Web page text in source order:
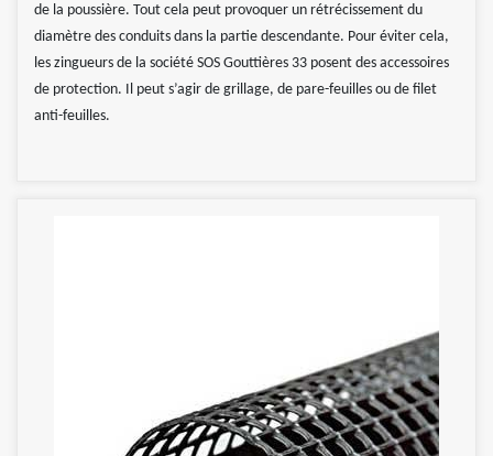
de la poussière. Tout cela peut provoquer un rétrécissement du
diamètre des conduits dans la partie descendante. Pour éviter cela,
les zingueurs de la société SOS Gouttières 33 posent des accessoires
de protection. Il peut s’agir de grillage, de pare-feuilles ou de filet
anti-feuilles.